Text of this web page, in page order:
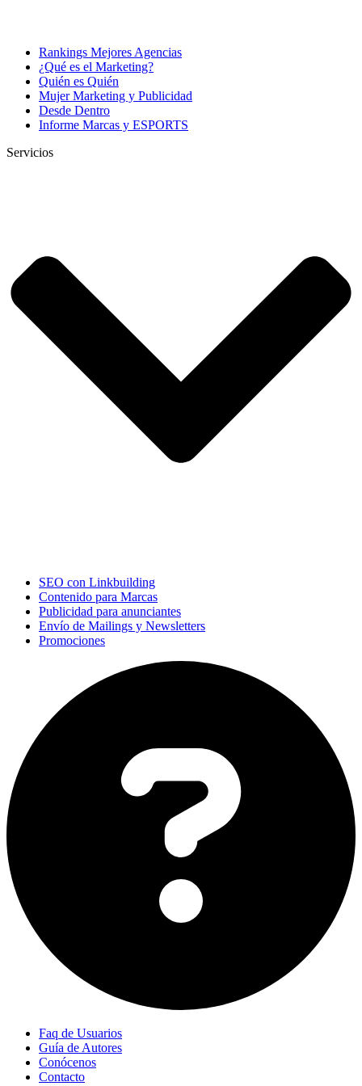
Rankings Mejores Agencias
¿Qué es el Marketing?
Quién es Quién
Mujer Marketing y Publicidad
Desde Dentro
Informe Marcas y ESPORTS
Servicios
SEO con Linkbuilding
Contenido para Marcas
Publicidad para anunciantes
Envío de Mailings y Newsletters
Promociones
Faq de Usuarios
Guía de Autores
Conócenos
Contacto